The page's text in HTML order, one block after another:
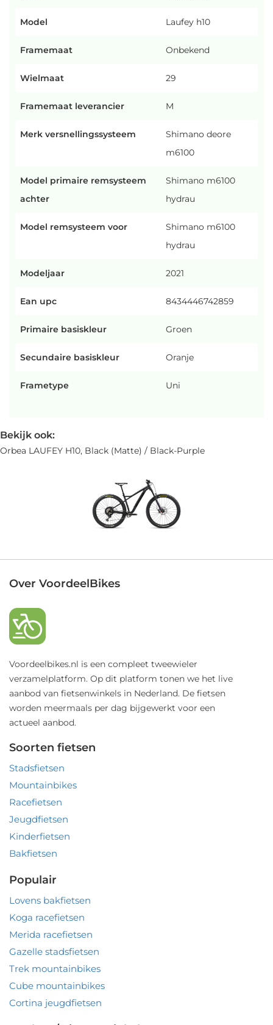
Model Laufey h10
Framemaat Onbekend
Wielmaat 29
Framemaat leverancier M
Merk versnellingssysteem
Shimano deore
m6100
Model primaire remsysteem
achter
Shimano m6100
hydrau
Model remsysteem voor
Shimano m6100
hydrau
Modeljaar 2021
Ean upc 8434446742859
Primaire basiskleur Groen
Secundaire basiskleur Oranje
Frametype Uni
Bekijk ook:
Orbea LAUFEY H10, Black (Matte) / Black-Purple
Over VoordeelBikes
Voordeelbikes.nl is een compleet tweewieler
verzamelplatform. Op dit platform tonen we het live
aanbod van fietsenwinkels in Nederland. De fietsen
worden meermaals per dag bijgewerkt voor een
actueel aanbod.
Soorten fietsen
Stadsfietsen
Mountainbikes
Racefietsen
Jeugdfietsen
Kinderfietsen
Bakfietsen
Populair
Lovens bakfietsen
Koga racefietsen
Merida racefietsen
Gazelle stadsfietsen
Trek mountainbikes
Cube mountainbikes
Cortina jeugdfietsen